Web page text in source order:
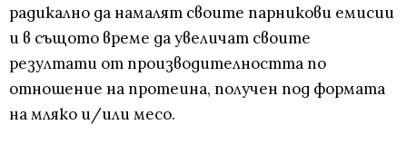
радикално да намалят своите парникови емисии
и в същото време да увеличат своите
резултати от производителността по
отношение на протеина, получен под формата
на мляко и/или месо.